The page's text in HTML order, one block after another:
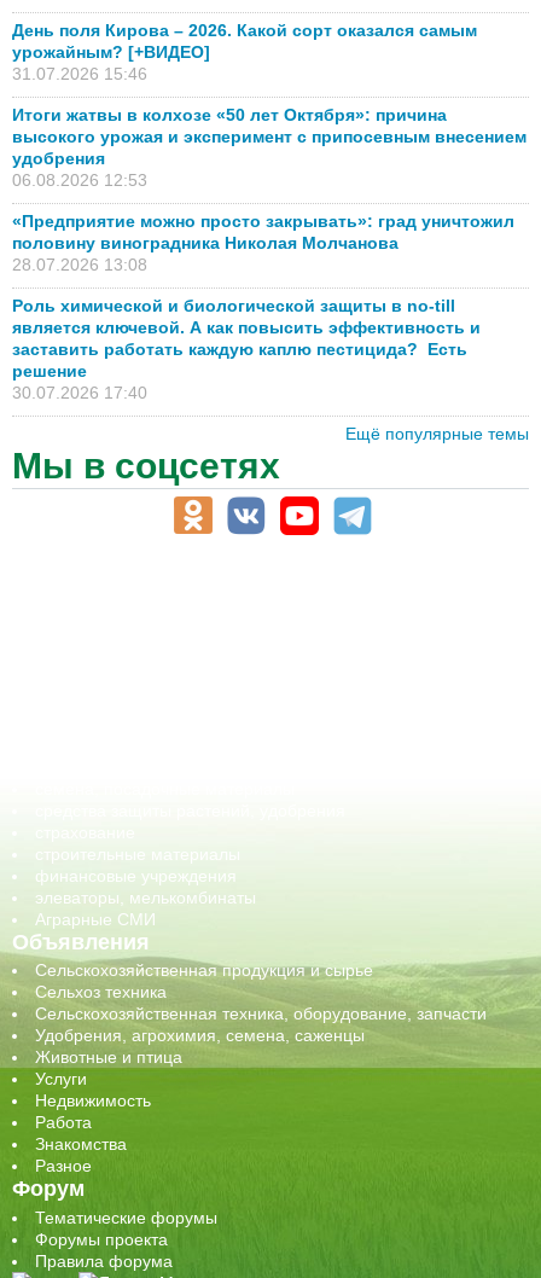
День поля Кирова – 2026. Какой сорт оказался самым
урожайным? [+ВИДЕО]
31.07.2026 15:46
Итоги жатвы в колхозе «50 лет Октября»: причина
высокого урожая и эксперимент с припосевным внесением
удобрения
06.08.2026 12:53
«Предприятие можно просто закрывать»: град уничтожил
половину виноградника Николая Молчанова
28.07.2026 13:08
Роль химической и биологической защиты в no-till
является ключевой. А как повысить эффективность и
заставить работать каждую каплю пестицида? Есть
решение
30.07.2026 17:40
Ещё популярные темы
Мы в соцсетях
строительные материалы
финансовые учреждения
элеваторы, мелькомбинаты
Аграрные СМИ
Объявления
Сельскохозяйственная продукция и сырье
Сельхоз техника
Сельскохозяйственная техника, оборудование, запчасти
Удобрения, агрохимия, семена, саженцы
Животные и птица
Услуги
Недвижимость
Работа
Знакомства
Разное
Форум
Тематические форумы
Форумы проекта
Правила форума